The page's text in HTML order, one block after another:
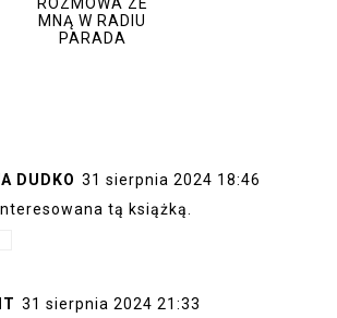
ROZMOWA ZE
MNĄ W RADIU
PARADA
DUDKO 31 sierpnia 2024 18:46
tą książką.
31 sierpnia 2024 21:33